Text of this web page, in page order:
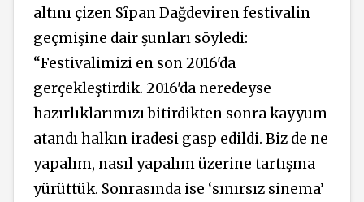
altını çizen Sîpan Dağdeviren festivalin
geçmişine dair şunları söyledi:
“Festivalimizi en son 2016'da
gerçekleştirdik. 2016'da neredeyse
hazırlıklarımızı bitirdikten sonra kayyum
atandı halkın iradesi gasp edildi. Biz de ne
yapalım, nasıl yapalım üzerine tartışma
yürüttük. Sonrasında ise ‘sınırsız sinema’